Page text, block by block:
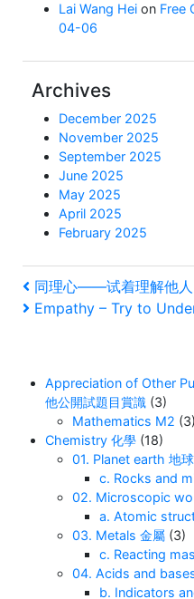
Lai Wang Hei on Free
04-06
Archives
December 2025
November 2025
September 2025
June 2025
May 2025
April 2025
February 2025
Post
navigation
Previous
Post
同理心——试着理解他人
Next
Empathy – Try to
Appreciation of Other
他公開試題目賞識 (3)
Mathematics M2 (3)
Chemistry 化學 (18)
01. Planet earth 地球
c. Rocks and
02. Microscopic
a. Atomic
03. Metals 金屬 (3)
c. Reacting
04. Acids and
b. Indicators